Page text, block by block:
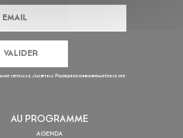
cette case, j’accepte la Politique de confidentialitéde ce site
AU PROGRAMME
AGENDA